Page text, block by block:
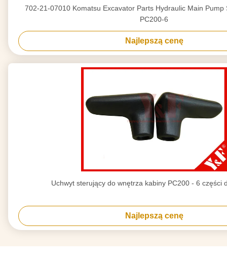
702-21-07010 Komatsu Excavator Parts Hydraulic Main Pump
PC200-6
Najlepszą cenę
Uchwyt sterujący do wnętrza kabiny PC200 - 6 części
Najlepszą cenę